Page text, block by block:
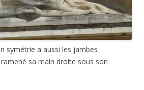
symétrie a aussi les jambes
sa main droite sous son